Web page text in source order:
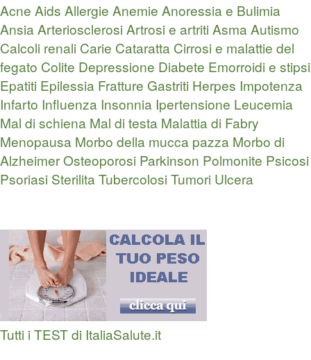
Acne Aids Allergie Anemie Anoressia e Bulimia
AnsiaArteriosclerosiArtrosi e artritiAsmaAutismo
Calcoli renali Carie Cataratta Cirrosi e malattie del
fegato Colite Depressione Diabete Emorroidi e stipsi
Epatiti Epilessia Fratture Gastriti Herpes Impotenza
Infarto Influenza Insonnia Ipertensione Leucemia
Mal di schiena Mal di testa Malattia di Fabry
Menopausa Morbo della mucca pazza Morbo di
AlzheimerOsteoporosi Parkinson Polmonite Psicosi
Psoriasi SterilitaTubercolosiTumori Ulcera
Tutti i TEST di ItaliaSalute.it